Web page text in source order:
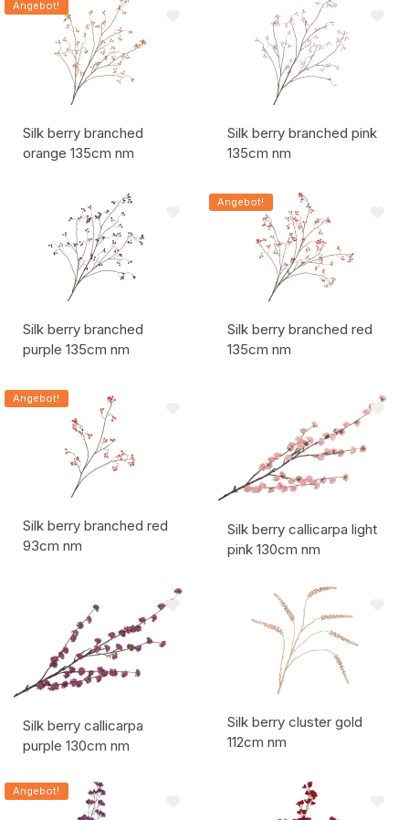
Angebot!
Silk berry branched
orange 135cm nm
Silk berry branched pink
135cm nm
Artikelcode:
Silk berry branched
purple 135cm nm
Artikelcode:
Angebot!
Silk berry branched red
135cm nm
Angebot!
Silk berry branched red
93cm nm
Silk berry callicarpa light
pink 130cm nm
Silk berry callicarpa
purple 130cm nm
Artikelcode:
Silk berry cluster gold
112cm nm
Angebot!